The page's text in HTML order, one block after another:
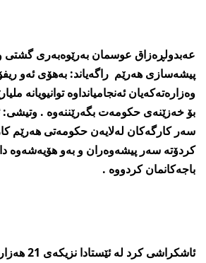
عه‌بدولڕه‌زاق عوسمان به‌رێوه‌به‌ری‌ گشتی‌
پیشه‌سازی‌ هه‌رێم راگه‌یاند: به‌هۆی‌ ئه‌و
بۆ خه‌زێنه‌ی‌ حكومه‌ت بگه‌رێننه‌وه‌ . وتیشی‌:
سه‌ر كارگه‌كان له‌لایه‌ن حكومه‌تی‌ هه‌رێم
كردۆته‌ سه‌ر پیشه‌وه‌ران و به‌و هۆیه‌شه‌وه‌
باجه‌كانمان كردووه‌ .
ئاشكراشی‌